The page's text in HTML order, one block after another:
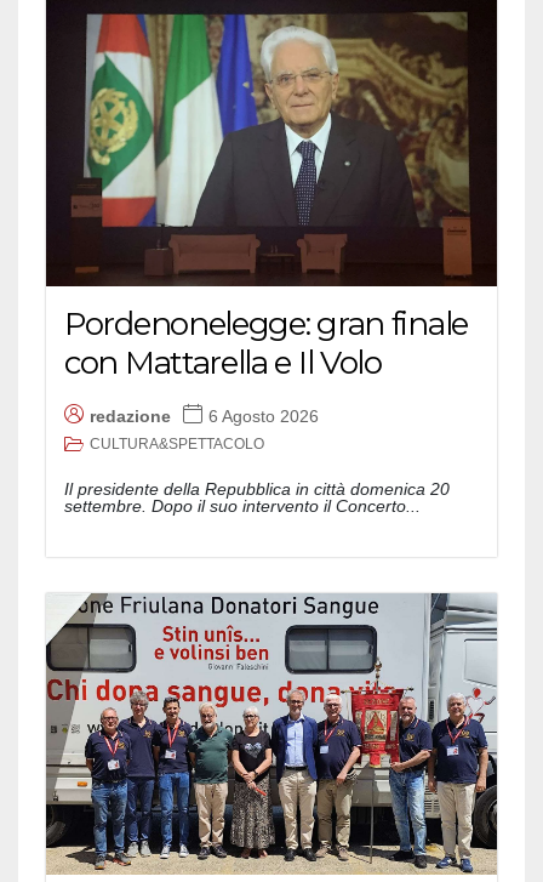
Pordenonelegge: gran finale
con Mattarella e Il Volo
redazione 6 Agosto 2026
CULTURA&SPETTACOLO
Il presidente della Repubblica in città domenica 20
settembre. Dopo il suo intervento il Concerto...